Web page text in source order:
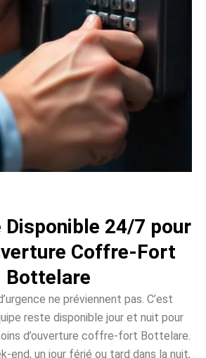
Disponible 24/7 pour
Coffre-Fort
Bottelare
ne préviennent pas. C’est
reste disponible jour et nuit pour
d’ouverture coffre-fort Bottelare.
end, un jour férié ou tard dans la nuit,